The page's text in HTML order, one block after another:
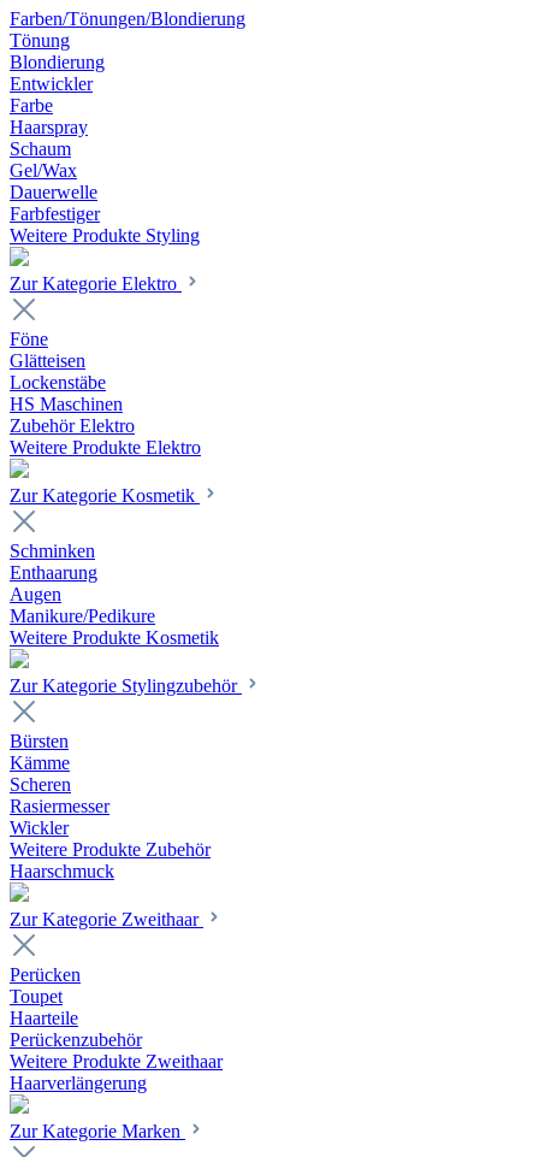
Farben/Tönungen/Blondierung
Tönung
Blondierung
Entwickler
Farbe
Haarspray
Schaum
Gel/Wax
Dauerwelle
Farbfestiger
Weitere Produkte Styling
Zur Kategorie Elektro
Föne
Glätteisen
Lockenstäbe
HS Maschinen
Zubehör Elektro
Weitere Produkte Elektro
Zur Kategorie Kosmetik
Schminken
Enthaarung
Augen
Manikure/Pedikure
Weitere Produkte Kosmetik
Zur Kategorie Stylingzubehör
Bürsten
Kämme
Scheren
Rasiermesser
Wickler
Weitere Produkte Zubehör
Haarschmuck
Zur Kategorie Zweithaar
Perücken
Toupet
Haarteile
Perückenzubehör
Weitere Produkte Zweithaar
Haarverlängerung
Zur Kategorie Marken